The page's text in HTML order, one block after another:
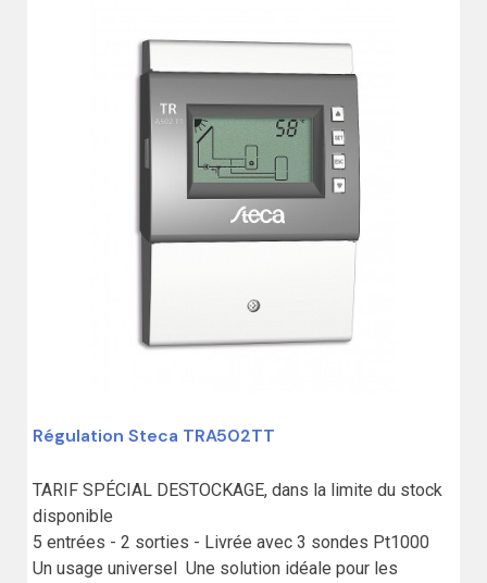
Régulation Steca TRA502TT
TARIF SPÉCIAL DESTOCKAGE, dans la limite du stock
disponible
5 entrées - 2 sorties - Livrée avec 3 sondes Pt1000
Un usage universel  Une solution idéale pour les